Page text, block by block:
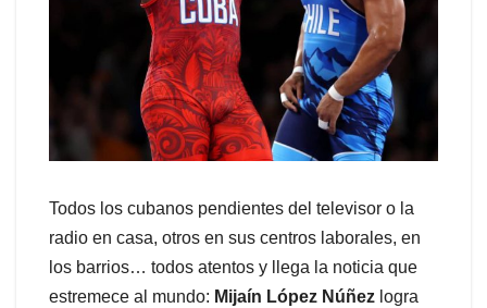
Todos los cubanos pendientes del televisor o la
radio en casa, otros en sus centros laborales, en
los barrios… todos atentos y llega la noticia que
estremece al mundo: Mijaín López Núñez logra